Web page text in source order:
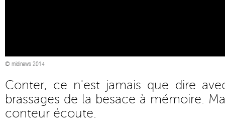
© midinews 2014
Conter, ce n'est jamais que dire
brassages de la besace à mémoire.
conteur écoute.